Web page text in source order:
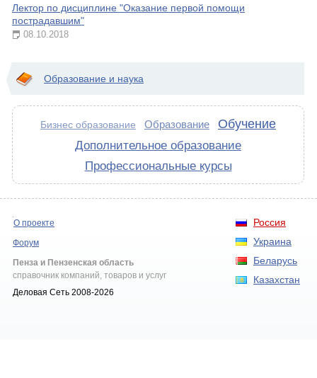
Лектор по дисциплине "Оказание первой помощи
пострадавшим"
08.10.2018
Образование и наука
Бизнес образование Образование Обучение
Дополнительное образование
Профессиональные курсы
Россия
Украина
Беларусь
Казахстан
О проекте
Форум
Пенза и Пензенская область
справочник компаний, товаров и услуг
Деловая Сеть 2008-2026